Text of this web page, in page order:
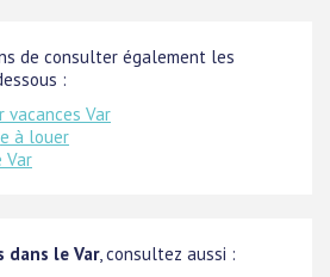
de consulter également les
:
vacances Var
à louer
Var
dans le Var, consultez aussi :